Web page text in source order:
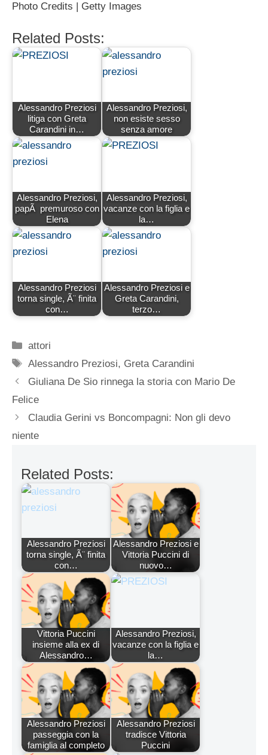
Photo Credits | Getty Images
Related Posts:
Alessandro Preziosi
litiga con Greta
Carandini in…
Alessandro Preziosi,
non esiste sesso
senza amore
Alessandro Preziosi,
papÃ premuroso con
Elena
Alessandro Preziosi,
vacanze con la figlia e
la…
Alessandro Preziosi
torna single, Ã¨ finita
con…
Alessandro Preziosi e
Greta Carandini,
terzo…
Categorie
attori
Tag
Alessandro Preziosi, Greta Carandini
Giuliana De Sio rinnega la storia con Mario De
Felice
Claudia Gerini vs Boncompagni: Non gli devo
niente
Related Posts:
Alessandro Preziosi
torna single, Ã¨ finita
con…
Alessandro Preziosi e
Vittoria Puccini di
nuovo…
Vittoria Puccini
insieme alla ex di
Alessandro…
Alessandro Preziosi,
vacanze con la figlia e
la…
Alessandro Preziosi
passeggia con la
famiglia al completo
Alessandro Preziosi
tradisce Vittoria
Puccini